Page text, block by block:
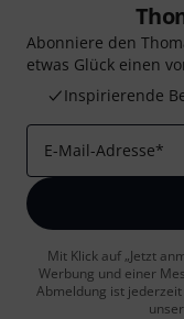
Abonniere den
etwas Glück einen
Inspirierende
E-Mail-Adresse*
Mit Klick auf „Jetzt
Werbung und einer
Abmeldung ist